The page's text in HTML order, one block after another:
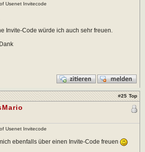
Usenet Invitecode
Invite-Code würde ich auch sehr freuen.
#25 Top
Usenet Invitecode
ebenfalls über einen Invite-Code freuen